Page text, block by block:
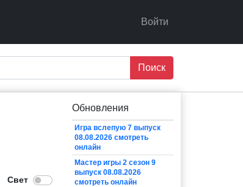
Войти
Поиск
Обновления
Игра вслепую 7 выпуск
08.08.2026 смотреть
онлайн
Мастер игры 2 сезон 9
выпуск 08.08.2026
смотреть онлайн